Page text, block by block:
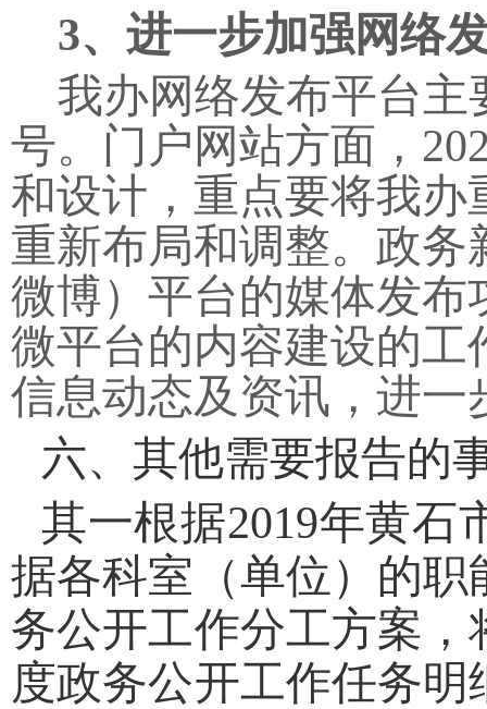
3、进一步加强网络
我办网络发布平台
号。门户网站方面，
和设计，重点要将我
重新布局和调整。政
微博）平台的媒体发
微平台的内容建设的
信息动态及资讯，进
六、其他需要报告的
其一根据2019年黄石
据各科室（单位）的
务公开工作分工方案
度政务公开工作任务